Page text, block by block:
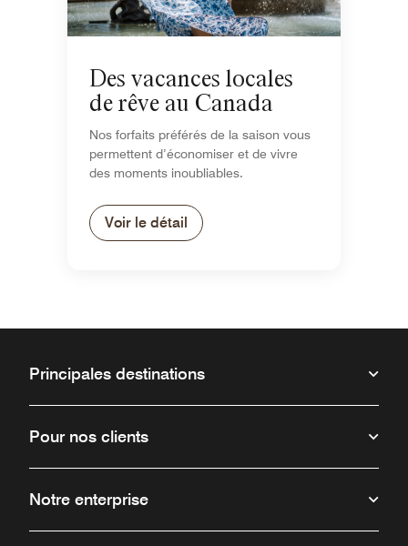
Des vacances locales
de rêve au Canada
Nos forfaits préférés de la saison vous
permettent d’économiser et de vivre
des moments inoubliables.
Voir le détail
Principales destinations
Pour nos clients
Notre enterprise